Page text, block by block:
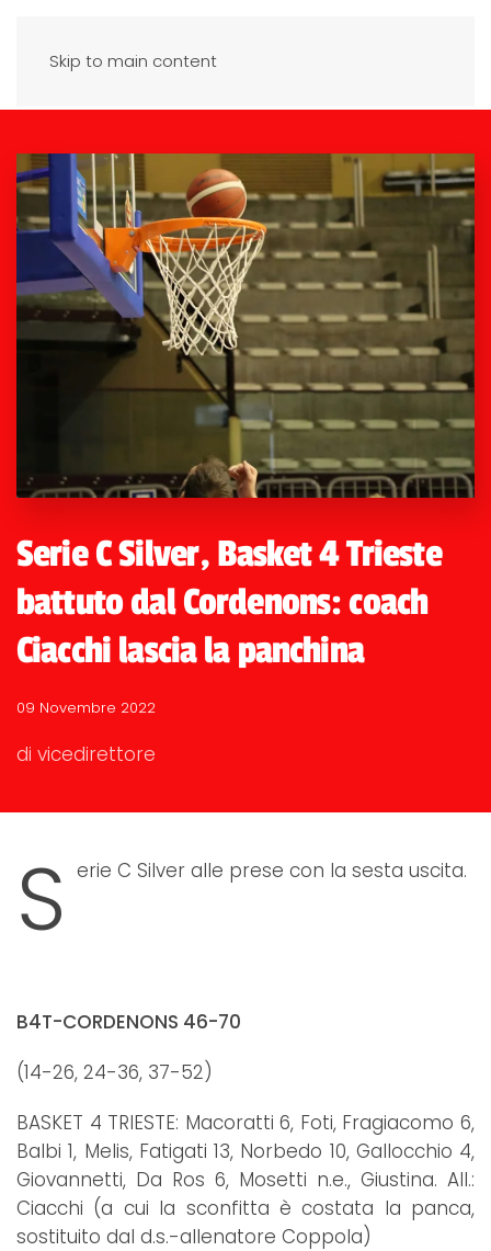
Skip to main content
Serie C Silver, Basket 4 Trieste
battuto dal Cordenons: coach
Ciacchi lascia la panchina
09 Novembre 2022
di vicedirettore
S erie C Silver alle prese con la sesta uscita.
B4T-CORDENONS 46-70
(14-26, 24-36, 37-52)
BASKET 4 TRIESTE: Macoratti 6, Foti, Fragiacomo 6,
Balbi 1, Melis, Fatigati 13, Norbedo 10, Gallocchio 4,
Giovannetti, Da Ros 6, Mosetti n.e., Giustina. All.:
Ciacchi (a cui la sconfitta è costata la panca,
sostituito dal d.s.-allenatore Coppola)